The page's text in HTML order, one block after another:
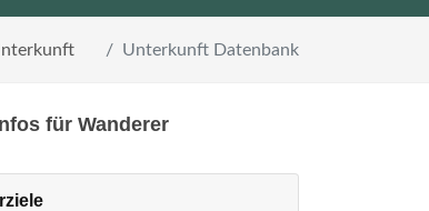
Unterkunft Datenbank
für Wanderer